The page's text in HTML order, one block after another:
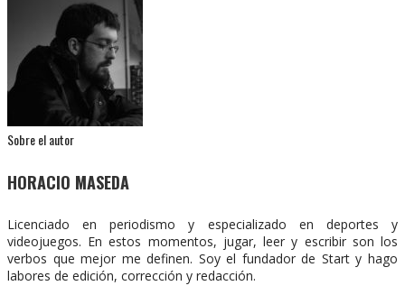
Sobre el autor
HORACIO MASEDA
Licenciado en periodismo y especializado en deportes y
videojuegos. En estos momentos, jugar, leer y escribir son los
verbos que mejor me definen. Soy el fundador de Start y hago
labores de edición, corrección y redacción.